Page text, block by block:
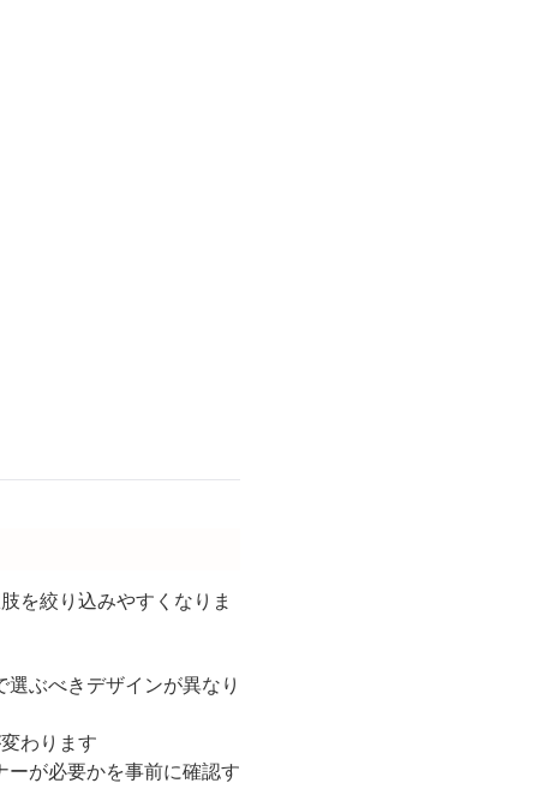
を絞り込みやすくなりま
ぶべきデザインが異なり
わります
ーが必要かを事前に確認す